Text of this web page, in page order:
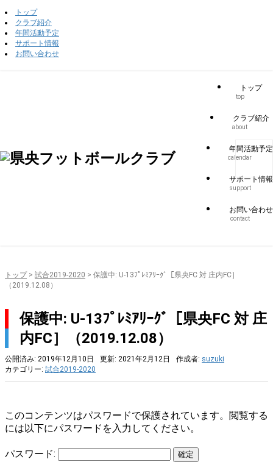
トップ
クラブ紹介
年間活動予定
サポート情報
お問い合わせ
トップ
top
クラブ紹介
about
年間活動予定
calendar
サポート情報
support
お問い合わせ
contact
トップ> 試合2019-2020 > 保護中: U-13ﾌﾟﾚﾐｱﾘｰｸﾞ［県央FC 対 庄内FC］
（2019.12.08）
保護中: U-13ﾌﾟﾚﾐｱﾘｰｸﾞ［県央FC 対 庄
内FC］（2019.12.08）
公開済み: 2019年12月10日 更新: 2021年2月12日 作成者: suzuki
カテゴリー: 試合2019-2020
このコンテンツはパスワードで保護されています。閲覧する
には以下にパスワードを入力してください。
パスワード: